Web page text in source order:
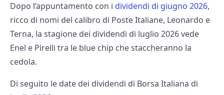
Dopo l’appuntamento con i dividendi di giugno 2026,
ricco di nomi del calibro di Poste Italiane, Leonardo e
Terna, la stagione dei dividendi di luglio 2026 vede
Enel e Pirelli tra le blue chip che staccheranno la
cedola.
Di seguito le date dei dividendi di Borsa Italiana di